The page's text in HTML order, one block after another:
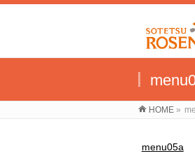
HOME »
menu05a